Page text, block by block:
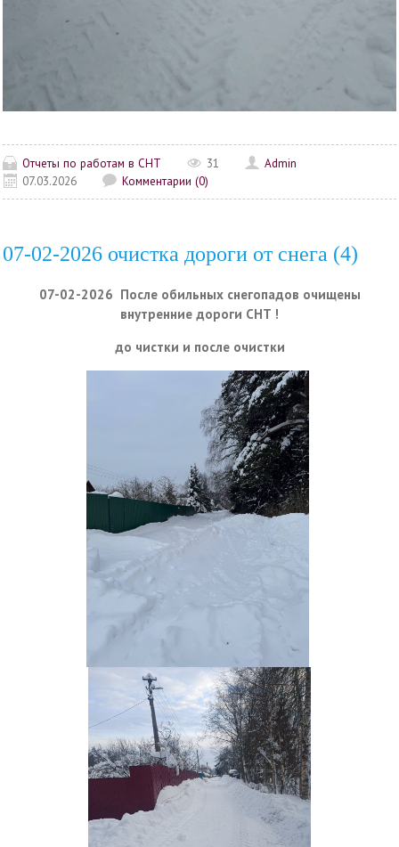
Отчеты по работам в СНТ 31
Admin
07.03.2026
Комментарии (0)
07-02-2026 очистка дороги от снега (4)
07-02-2026 После обильных снегопадов очищены
внутренние дороги СНТ !
до чистки и после очистки